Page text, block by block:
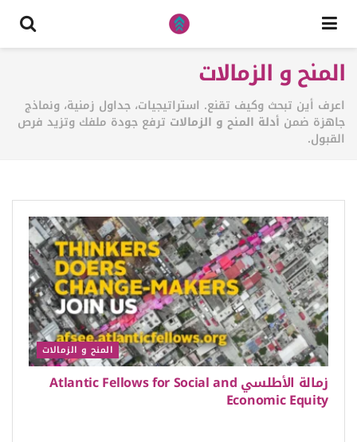
المنح و الزمالات
اعرف أين تبحث وكيف تقنع. استراتيجيات، جداول زمنية، ونماذج
جاهزة ضمن أدلة المنح و الزمالات ترفع جودة ملفك وتزيد فرص
القبول.
المنح و الزمالات
زمالة الأطلسي Atlantic Fellows for Social and
Economic Equity